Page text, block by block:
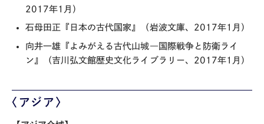
2017年1月）
石母田正『日本の古代国家』（岩波文庫、2017年1月）
向井一雄『よみがえる古代山城―国際戦争と防衛ライ
ン』（吉川弘文館歴史文化ライブラリー、2017年1月）
〈アジア〉